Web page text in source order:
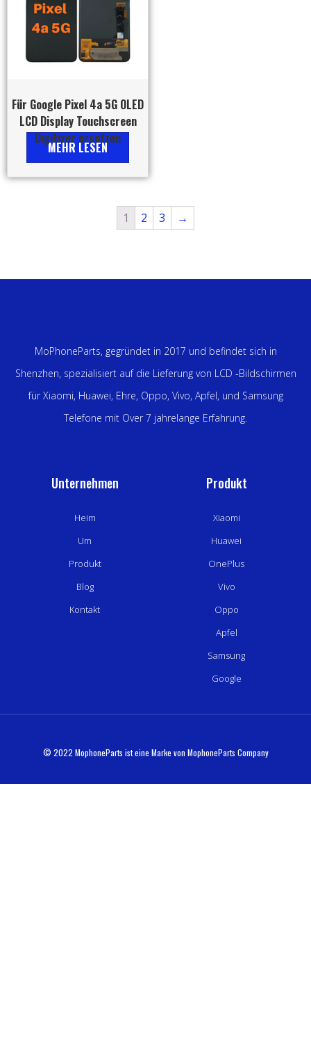
Für Google Pixel 4a 5G OLED
LCD Display Touchscreen
Digitizer ersetzen
MEHR LESEN
1 2 3 →
MoPhoneParts, gegründet in 2017 und befindet sich in
Shenzhen, spezialisiert auf die Lieferung von LCD -Bildschirmen
für Xiaomi, Huawei, Ehre, Oppo, Vivo, Apfel, und Samsung
Telefone mit Over 7 jahrelange Erfahrung.
Unternehmen
Heim
Um
Produkt
Blog
Kontakt
Produkt
Xiaomi
Huawei
OnePlus
Vivo
Oppo
Apfel
Samsung
Google
© 2022 MophoneParts ist eine Marke von MophoneParts Company